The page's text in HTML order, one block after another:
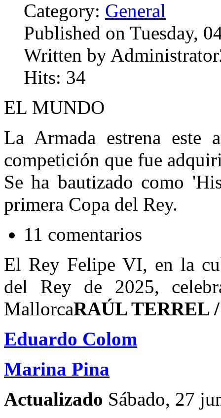
Category: General
Published on Tuesday,
Written by
Hits: 34
EL MUNDO
La Armada estrena este
competición que fue
Se ha bautizado como
primera Copa del Rey.
11 comentarios
El Rey Felipe VI, en la
del Rey de 2025,
MallorcaRAÚL TERREL
Eduardo Colom
Marina Pina
Actualizado Sábado, 27